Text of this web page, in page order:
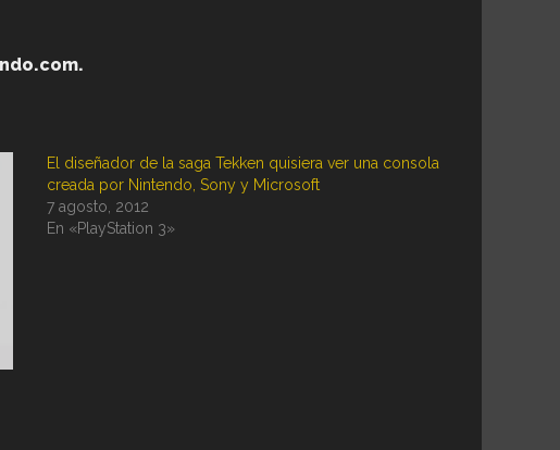
El diseñador de la saga Tekken quisiera ver una consola
creada por Nintendo, Sony y Microsoft
7 agosto, 2012
En «PlayStation 3»